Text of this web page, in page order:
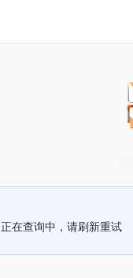
正在查询中，请刷新重试